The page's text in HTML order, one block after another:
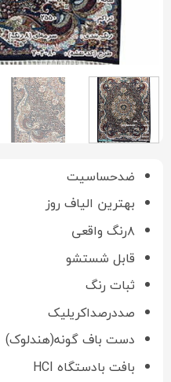
ضدحساسیت
بهترین الیاف روز
۸رنگ واقعی
قابل شستشو
ثبات رنگ
صددرصداکریلیک
دست باف گونه(هندلوک)
بافت بادستگاه HCI